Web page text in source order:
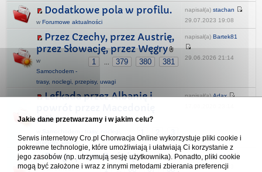
Dodatkowe pola w profilu.
w Forumowe aktualności
napisał(a) stachan
29.07.2023 19:08
Przez Czechy, przez Austrię,
przez Słowację, przez Węgry
1 ... 379 380 381
w
Samochodem -
trasy, noclegi, przepisy, uwagi
napisał(a) Bartek81
29.06.2026 21:14
Lefkada przez Albanię i
Półn.
przepisy, uwagi
napisał(a)Adax
Droga przez Bośnię
1 ... 66 67 68
wSamochodem -
napisał(a)kris86k
27.02.2026 18:23
Jakie dane przetwarzamy i w jakim celu?
Serwis internetowy Cro.pl Chorwacja Online wykorzystuje pliki cookie i
pokrewne technologie, które umożliwiają i ułatwiają Ci korzystanie z
jego zasobów (np. utrzymują sesję użytkownika). Ponadto, pliki cookie
mogą być założone i wraz z innymi metodami zbierania preferencji